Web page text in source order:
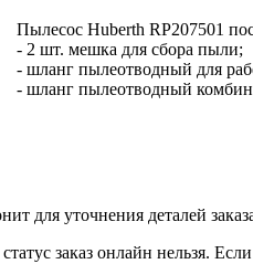
Пылесос Huberth RP207501
- 2 шт. мешка для сбора пыли;
- шланг пылеотводный для
- шланг пылеотводный
для уточнения деталей
заказ онлайн нельзя.